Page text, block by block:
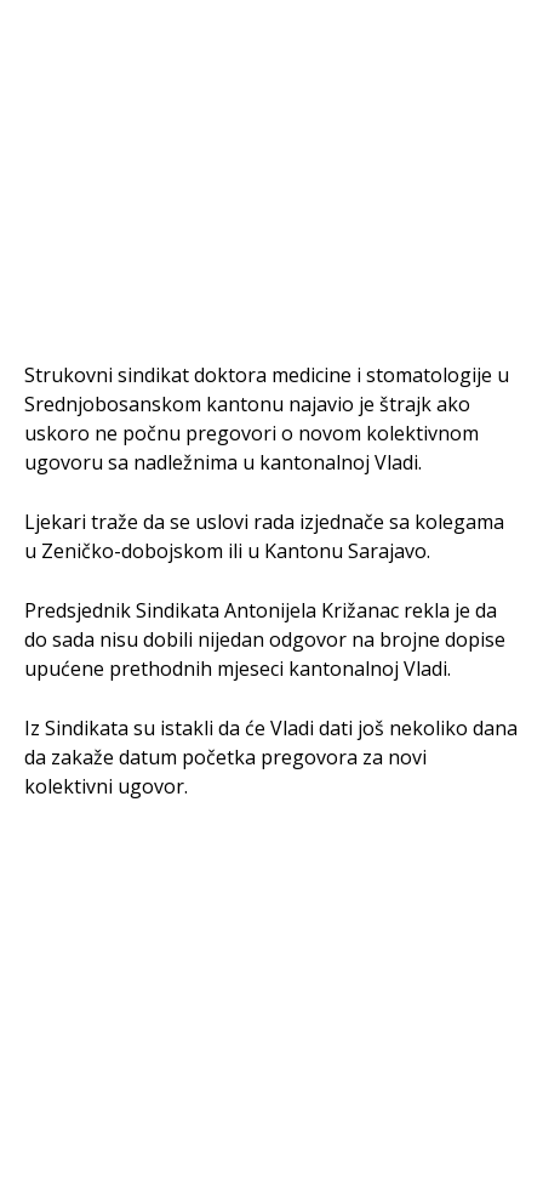
Strukovni sindikat doktora medicine i stomatologije u
Srednjobosanskom kantonu najavio je štrajk ako
uskoro ne počnu pregovori o novom kolektivnom
ugovoru sa nadležnima u kantonalnoj Vladi.
Ljekari traže da se uslovi rada izjednače sa kolegama
u Zeničko-dobojskom ili u Kantonu Sarajavo.
Predsjednik Sindikata Antonijela Križanac rekla je da
do sada nisu dobili nijedan odgovor na brojne dopise
upućene prethodnih mjeseci kantonalnoj Vladi.
Iz Sindikata su istakli da će Vladi dati još nekoliko dana
da zakaže datum početka pregovora za novi
kolektivni ugovor.